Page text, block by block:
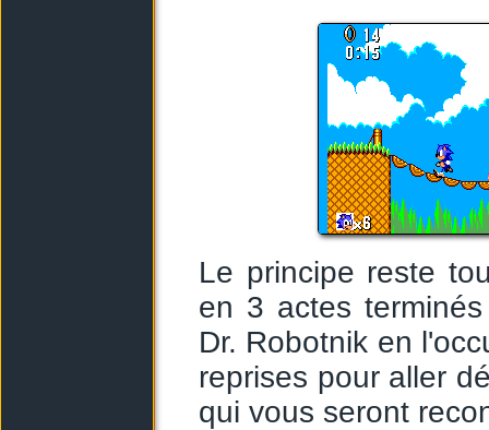
Le principe reste
en 3 actes
Dr. Robotnik en
reprises pour aller
qui vous seront